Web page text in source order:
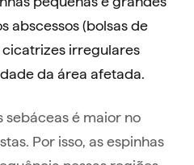
abscessos (bolsas de
irregulares
da área afetada.
é maior no
Por isso, as espinhas